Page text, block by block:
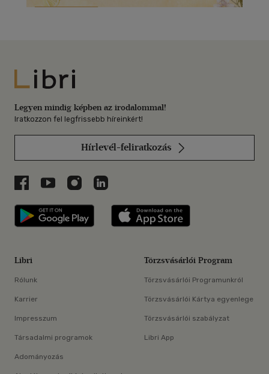
Libri
Legyen mindig képben az irodalommal!
Iratkozzon fel legfrissebb híreinkért!
Hírlevél-feliratkozás
Libri a Facebookon
Libri a Youtube-on
Libri az Instagramon
Libri a LinkedInen
Libri applikáció Szerezd meg: Google
Libri
Rólunk
Karrier
Impresszum
Társadalmi programok
Adományozás
Törzsvásárlói Program
Törzsvásárlói Programunkról
Törzsvásárlói Kártya egyenlege
Törzsvásárlói szabályzat
Libri App